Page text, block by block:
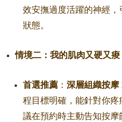
效安撫過度活躍的神經
狀態。
情境二：我的肌肉又硬又
首選推薦 ： 深層組織按摩
程目標明確，能針對你
議在預約時主動告知按